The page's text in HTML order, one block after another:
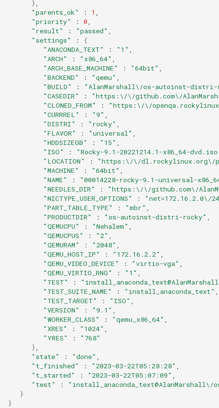
}
"parents_ok"
: 1
"priority"
: 0
"result"
: "passed"
"settings"
:
{
"ANACONDA_TEXT"
: "1"
"ARCH"
: "x86_64"
"ARCH_BASE_MACHINE"
: "64bit"
"BACKEND"
: "qemu"
"BUILD"
:
"AlanMarshall\/os-autoinst-distri-
"CASEDIR"
:
"https:\/\/github.com\/
"CLONED_FROM"
:
"https:\/\/
"CURRREL"
: "9"
"DISTRI"
: "rocky"
"FLAVOR"
: "universal"
"HDDSIZEGB"
: "15"
"ISO"
:
"Rocky-9.1-20221214.1-x86_64-
"LOCATION"
:
"https:\/\/dl.rockylinux.org\/
"MACHINE"
: "64bit"
"NAME"
:
"00014228-rocky-9.1-universal-
"NEEDLES_DIR"
:
"https:\/\/github.com\/
"NICTYPE_USER_OPTIONS"
:
"net=172.16.2.0\/
"PART_TABLE_TYPE"
: "mbr"
"PRODUCTDIR"
: "os-autoinst-distri-rocky"
"QEMUCPU"
: "Nehalem"
"QEMUCPUS"
: "2"
"QEMURAM"
: "2048"
"QEMU_HOST_IP"
: "172.16.2.2"
"QEMU_VIDEO_DEVICE"
: "virtio-vga"
"QEMU_VIRTIO_RNG"
: "1"
"TEST"
:
"TEST_SUITE_NAME"
:
"install_anaconda_text"
"TEST_TARGET"
: "ISO"
"VERSION"
: "9.1"
"WORKER_CLASS"
: "qemu_x86_64"
"XRES"
: "1024"
"YRES"
:
"768"
}
"state"
: "done"
"t_finished"
: "2023-03-22T05:28:28"
"t_started"
: "2023-03-22T05:07:09"
"test"
:
}
}